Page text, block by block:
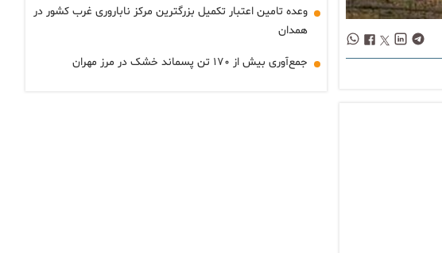
وعده تامین اعتبار تکمیل بزرگترین مرکز ناباروری غرب کشور در
همدان
جمع‌آوری بیش از ۱۷۰ تن پسماند خشک در مرز مهران